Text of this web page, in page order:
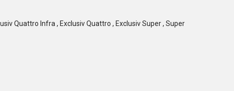
Quattro Infra , Exclusiv Quattro , Exclusiv Super , Super